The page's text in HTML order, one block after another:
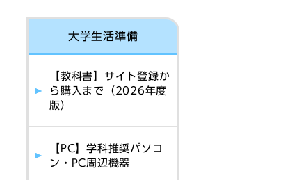
大学生活準備
【教科書】サイト登録か
ら購入まで（2026年度
版）
【PC】学科推奨パソコ
ン・PC周辺機器